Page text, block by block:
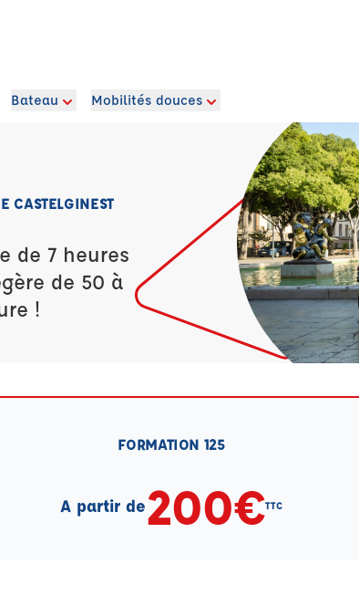
Bateau Mobilités douces
CASTELGINEST
de 7 heures
de 50 à
!
FORMATION 125
A partir de200€TTC